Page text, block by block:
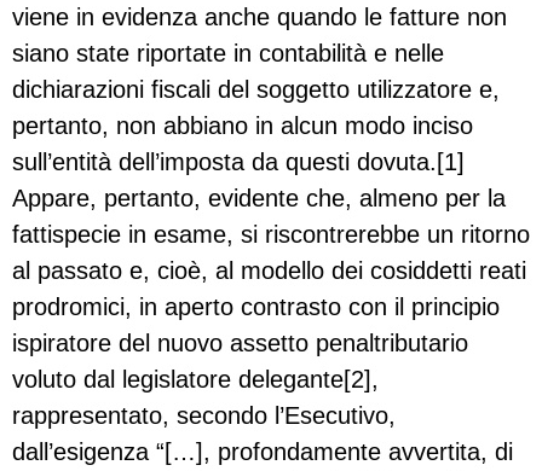
viene in evidenza anche quando le fatture non
siano state riportate in contabilità e nelle
dichiarazioni fiscali del soggetto utilizzatore e,
pertanto, non abbiano in alcun modo inciso
sull’entità dell’imposta da questi dovuta.[1]
Appare, pertanto, evidente che, almeno per la
fattispecie in esame, si riscontrerebbe un ritorno
al passato e, cioè, al modello dei cosiddetti reati
prodromici, in aperto contrasto con il principio
ispiratore del nuovo assetto penaltributario
voluto dal legislatore delegante[2],
rappresentato, secondo l’Esecutivo,
dall’esigenza “[…], profondamente avvertita, di